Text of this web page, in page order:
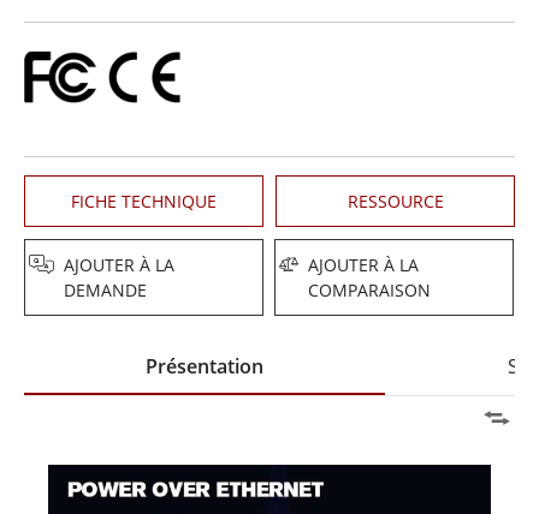
FICHE TECHNIQUE RESSOURCE
AJOUTER À LA
DEMANDE
AJOUTER À LA
COMPARAISON
Présentation